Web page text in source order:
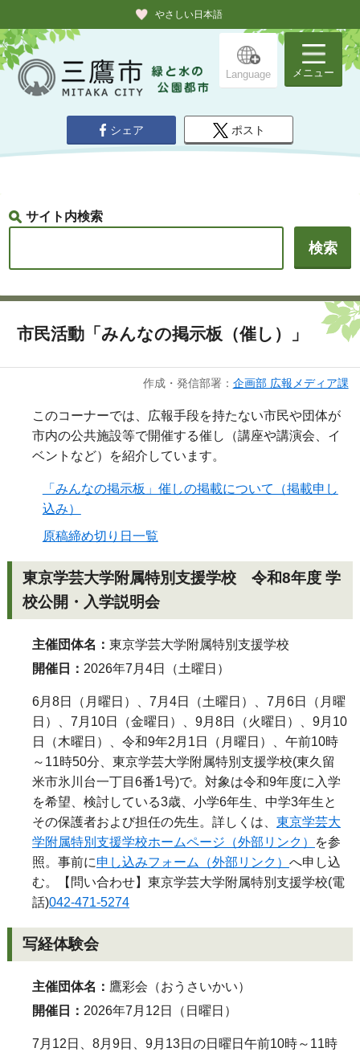
やさしい日本語
Language メニュー
シェア ポスト
サイト内検索
市民活動「みんなの掲示板（催し）」
作成・発信部署： 企画部 広報メディア課
このコーナーでは、広報手段を持たない市民や団体が
市内の公共施設等で開催する催し（講座や講演会、イ
ベントなど）を紹介しています。
「みんなの掲示板」催しの掲載について（掲載申し
込み）
原稿締め切り日一覧
東京学芸大学附属特別支援学校 令和8年度 学
校公開・入学説明会
主催団体名： 東京学芸大学附属特別支援学校
開催日： 2026年7月4日（土曜日）
6月8日（月曜日）、7月4日（土曜日）、7月6日（月曜
日）、7月10日（金曜日）、9月8日（火曜日）、9月10
日（木曜日）、令和9年2月1日（月曜日）、午前10時
～11時50分、東京学芸大学附属特別支援学校(東久留
米市氷川台一丁目6番1号)で。対象は令和9年度に入学
を希望、検討している3歳、小学6年生、中学3年生と
その保護者および担任の先生。詳しくは、 東京学芸大
学附属特別支援学校ホームページ（外部リンク）
を参
照。事前に申し込みフォーム（外部リンク） へ申し込
む。【問い合わせ】東京学芸大学附属特別支援学校(電
話)042-471-5274
写経体験会
主催団体名： 鷹彩会（おうさいかい）
開催日： 2026年7月12日（日曜日）
7月12日、8月9日、9月13日の日曜日午前10時～11時